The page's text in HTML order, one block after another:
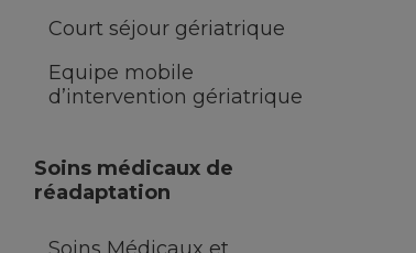
Court séjour gériatrique
Equipe mobile
d’intervention gériatrique
Soins médicaux de
réadaptation